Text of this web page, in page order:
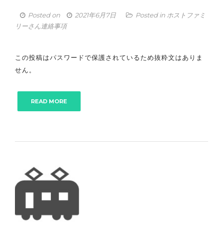
Posted on 2021年6月7日 Posted in ホストファミ
リーさん連絡事項
この投稿はパスワードで保護されているため抜粋文はありま
せん。
READ MORE